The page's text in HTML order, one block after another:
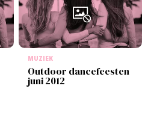
MUZIEK
Outdoor dancefeesten
juni 2012